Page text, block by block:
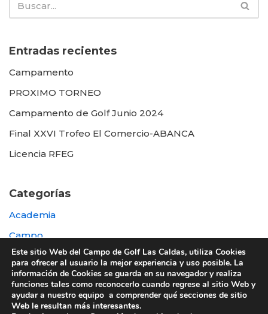
Entradas recientes
Campamento
PROXIMO TORNEO
Campamento de Golf Junio 2024
Final XXVI Trofeo El Comercio-ABANCA
Licencia RFEG
Categorías
Academia
Campo
Destacada
Otras
Este sitio Web del Campo de Golf Las Caldas, utiliza Cookies
para ofrecer al usuario la mejor experiencia y uso posible. La
información de Cookies se guarda en su navegador y realiza
funciones tales como reconocerlo cuando regrese al sitio Web y
ayudar a nuestro equipo a comprender qué secciones de sitio
Web le resultan más interesantes.